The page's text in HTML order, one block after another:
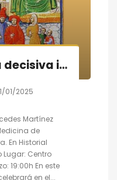
Conferencia: «La decisiva influencia de la medicina persa en la medicina occidental»
01/2025
Martínez
de
En Historial
Lugar: Centro
19:00h En este
en el...